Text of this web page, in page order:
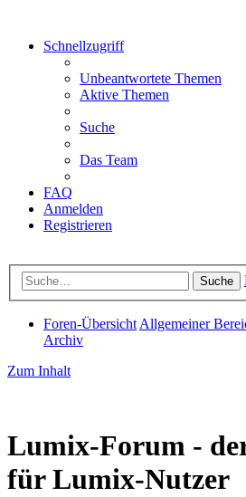
Schnellzugriff
Unbeantwortete Themen
Aktive Themen
Suche
Das Team
FAQ
Anmelden
Registrieren
Suche
Foren-Übersicht Allgemeiner
Archiv
Zum Inhalt
Lumix-Forum -
für Lumix-Nutzer